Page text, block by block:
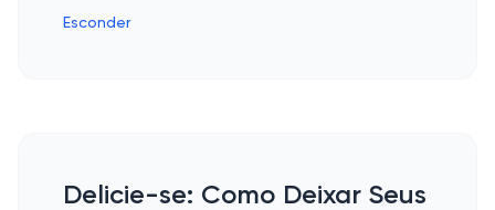
Esconder
Delicie-se: Como Deixar Seus